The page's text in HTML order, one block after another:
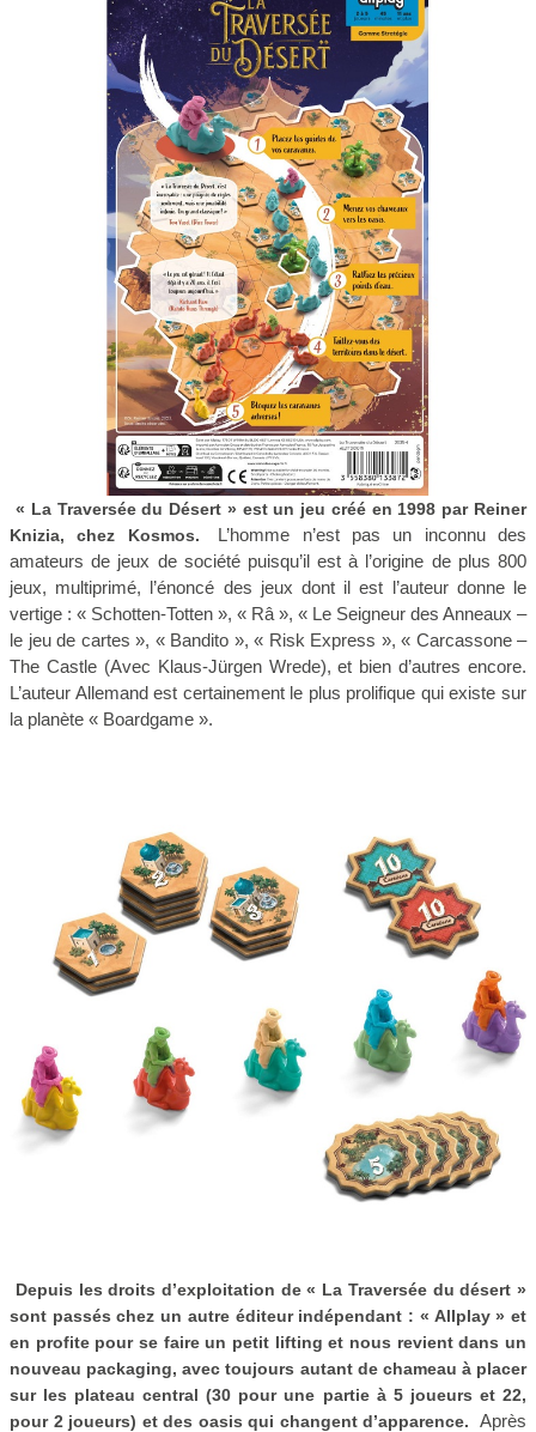
« La Traversée du Désert » est un jeu créé en 1998 par Reiner
Knizia, chez Kosmos.
L’homme n’est pas un inconnu des
amateurs de jeux de société puisqu’il est à l’origine de plus 800
jeux, multiprimé, l’énoncé des jeux dont il est l’auteur donne le
vertige : « Schotten-Totten », « Râ », « Le Seigneur des Anneaux –
le jeu de cartes », « Bandito », « Risk Express », « Carcassone –
The Castle (Avec Klaus-Jürgen Wrede), et bien d’autres encore.
L’auteur Allemand est certainement le plus prolifique qui existe sur
la planète « Boardgame ».
Depuis les droits d’exploitation de « La Traversée du désert »
sont passés chez un autre éditeur indépendant : « Allplay » et
en profite pour se faire un petit lifting et nous revient dans un
nouveau packaging, avec toujours autant de chameau à placer
sur les plateau central (30 pour une partie à 5 joueurs et 22,
pour 2 joueurs) et des oasis qui changent d’apparence.
Après